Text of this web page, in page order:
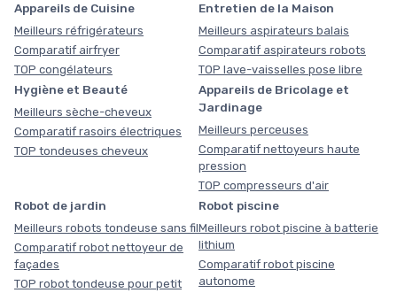
Appareils de Cuisine
Meilleurs réfrigérateurs
Comparatif airfryer
TOP congélateurs
Entretien de la Maison
Meilleurs aspirateurs balais
Comparatif aspirateurs robots
TOP lave-vaisselles pose libre
Hygiène et Beauté
Meilleurs sèche-cheveux
Comparatif rasoirs électriques
TOP tondeuses cheveux
Appareils de Bricolage et
Jardinage
Meilleurs perceuses
Comparatif nettoyeurs haute
pression
TOP compresseurs d'air
Robot de jardin
Meilleurs robots tondeuse sans fil
Comparatif robot nettoyeur de
façades
TOP robot tondeuse pour petit
Robot piscine
Meilleurs robot piscine à batterie
lithium
Comparatif robot piscine
autonome